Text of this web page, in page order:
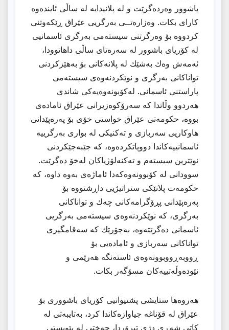
باشوور وەردەگرێت و لە پلانیدایە لە ساڵی ئایندەوە
كارای بكات. وەزارەتــی بەرگریی عێراق ڕێكەوتنی
كردووە بۆ وەرگرتنی سیستەمی بەرگری ئاسمانیی
لە كۆریای باشوور لە سەرەتای ساڵی داهاتوودا،
ئەمەش وەك بەشێك لە پلانەكانی بۆ بەهێزكردنی
تواناكانی بەرگری و نوێكردنەوەی سیستەمی
پاراستنی ئاسمانی. لەكۆبونەوەیەكی شاندی
هەردوو وڵاتدا كە سەرۆكوەزیرانی عێراق ئامادەی
بووە، حكومەتی عێراق خواستی خۆی بۆ پەرەپێدانی
هاوكاریی سەربازی و تەكنیكی لە بواری بەرگرییە
ئاسمانییەكاندا دووپاتكردەوە، كە جێبەجێكردنی
نوێترین سیستەم و تەكنەلۆژیاكان لەخۆ دەگرێت.
سوودانی لە كۆبوونەوەكەدا ئاماژەی بەوە داوە، كە
حكومەت پلانێكی ستراتیژیی داڕشتووە بۆ
پەرەپێدانی پڕۆگرامەكانی چەك و تواناكانی
بەرگری، كە نوێكردنەوەی سیستەمی بەرگریی
ئاسمانی دەگرێتەوە، بەجۆرێك كە سەقامگیری
تواناكانی سەربازی و ئامادەیی بۆ
ڕووبەڕووبوونەوەی ئاستەنگە هەرێمی و
نێودەوڵەتییەكان مسۆگەر بكات.
هەروەها ستایشی پشتیوانیی كۆریای باشووری بۆ
عێراق لە قۆناغە جیاوازەكاندا كرد، بەتایبەتی لە
كاتی شەڕی دژی تیرۆردا، جەختی لە پێویستی